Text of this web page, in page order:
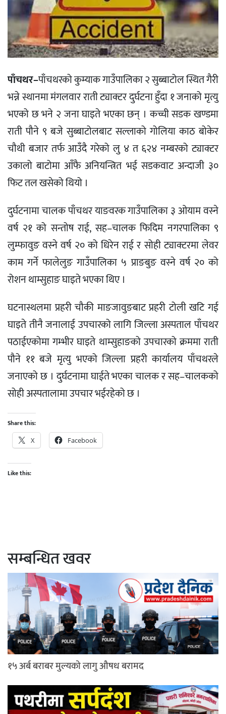
पाँचथर–पाँचथरको कुम्याक गाउँपालिका २ सुब्बाटोल स्थित गैरी
भन्ने स्थानमा मंगलवार राती ट्याक्टर दुर्घटना हुँदा १ जनाको मृत्यु
भएको छ भने २ जना घाइते भएका छन् । कच्ची सडक खण्डमा
राती पौने ९ बजे सुब्बाटोलबाट सल्लाको गोलिया काठ बोकेर
चौथी बजार तर्फ आउँदै गरेको लु ४ त ६२४ नम्बरको ट्याक्टर
उकालो बाटोमा आँफै अनियन्त्रित भई सडकवाट अन्दाजी ३०
फिट तल खसेको थियो ।
दुर्घटनामा चालक पाँचथर याङवरक गाउँपालिका ३ ओयाम वस्ने
वर्ष २१ को सन्तोष राई, सह–चालक फिदिम नगरपालिका ९
लुम्फावुङ वस्ने वर्ष २० को धिरेन राई र सोही ट्याक्टरमा लेवर
काम गर्ने फालेलुङ गाउँपालिका ५ प्राङबुङ वस्ने वर्ष २० को
रोशन थाम्सुहाङ घाइते भएका थिए ।
घटनास्थलमा प्रहरी चौकी माङजावुङबाट प्रहरी टोली खटि गई
घाइते तीनै जनालाई उपचारको लागि जिल्ला अस्पताल पाँचथर
पठाईएकोमा गम्भीर घाइते थाम्सुहाङको उपचारको क्रममा राती
पौने ११ बजे मृत्यु भएको जिल्ला प्रहरी कार्यालय पाँचथरले
जनाएको छ । दुर्घटनामा घाईते भएका चालक र सह–चालकको
सोही अस्पतालामा उपचार भईरहेको छ ।
Share this:
X Facebook
Like this:
सम्बन्धित खवर
१५ अर्ब बराबर मुल्यको लागु औषध बरामद